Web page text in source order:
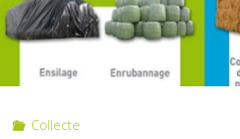
grand
Collecte